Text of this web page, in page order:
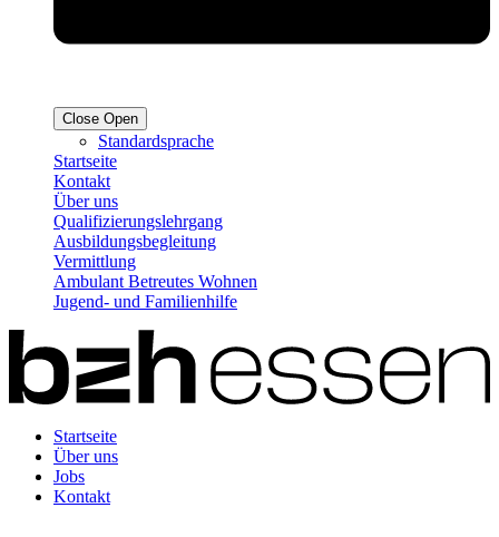
Close Open
Standardsprache
Startseite
Kontakt
Über uns
Qualifizierungslehrgang
Ausbildungsbegleitung
Vermittlung
Ambulant Betreutes Wohnen
Jugend- und Familienhilfe
Startseite
Über uns
Jobs
Kontakt